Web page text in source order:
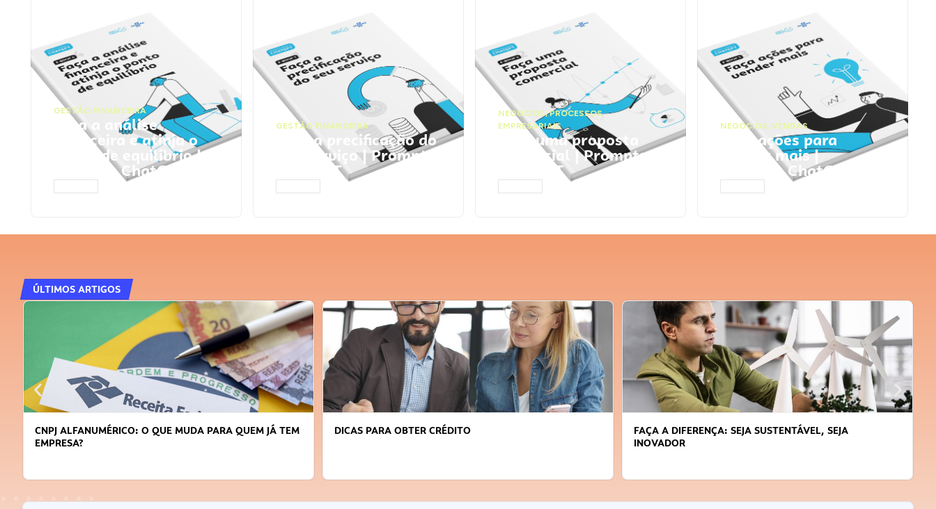
GESTÃO FINANCEIRA
Faça a análise
financeira e atinja o
ponto de equilíbrio |
Prompts ChatGPT
GESTÃO FINANCEIRA
Faça a precificação do
seu serviço | Prompts
ChatGPT
NEGÓCIOS,PROCESSOS
EMPRESARIAIS
Faça uma proposta
comercial | Prompts
ChatGPT
NEGÓCIOS, VENDAS
Faça ações para
vender mais |
Prompts ChatGPT
ÚLTIMOS ARTIGOS
DICAS PARA OBTER CRÉDITO
FAÇA A DIFERENÇA: SEJA SUSTENTÁVEL, SEJA
APRENDA A GERENCIAR O SEU TEMPO